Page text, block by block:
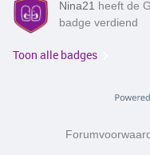
Nina21 heeft de
badge verdiend
Toon alle badges